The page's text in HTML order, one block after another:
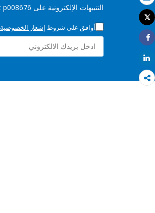
بريد الكتروني
طباعة
Tweet
Share
Share
التنبيهات الإلكترونية على Project p008676
أوافق على شروط إشعار الخصوصية